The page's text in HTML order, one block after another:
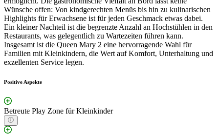
Wünsche offen: Von kindgerechten Menüs bis hin zu kulinarischen
Highlights für Erwachsene ist für jeden Geschmack etwas dabei.
Ein kleiner Nachteil ist die begrenzte Anzahl an Hochstühlen in den
Restaurants, was gelegentlich zu Wartezeiten führen kann.
Insgesamt ist die Queen Mary 2 eine hervorragende Wahl für
Familien mit Kleinkindern, die Wert auf Komfort, Unterhaltung und
exzellenten Service legen.
Positive Aspekte
Betreute Play Zone für Kleinkinder